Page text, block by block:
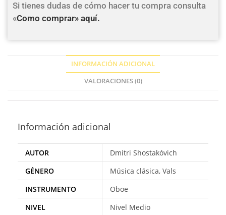
Si tienes dudas de cómo hacer tu compra consulta
«Como comprar» aquí.
INFORMACIÓN ADICIONAL
VALORACIONES (0)
Información adicional
AUTOR
Dmitri Shostakóvich
GÉNERO
Música clásica, Vals
INSTRUMENTO
Oboe
NIVEL
Nivel Medio